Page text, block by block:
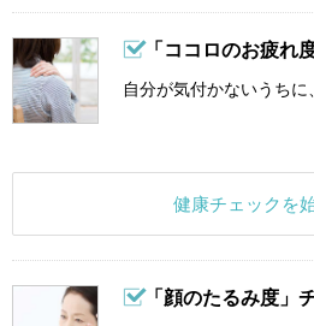
「ココロのお疲れ
自分が気付かないうち
健康チェックを
「顔のたるみ度」